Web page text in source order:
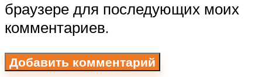
браузере для последующих моих
комментариев.